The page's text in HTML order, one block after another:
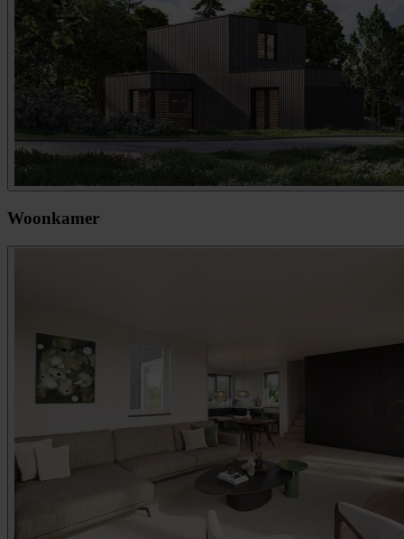
Woonkamer